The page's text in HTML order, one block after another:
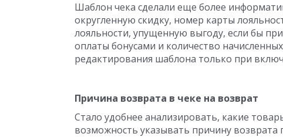
Шаблон чека сделали еще более
округленную скидку, номер карты
лояльности, упущенную выгоду, если бы
оплаты бонусами и количество
редактирования шаблона только при
Причина возврата в чеке на возврат
Стало удобнее анализировать, какие
возможность указывать причину